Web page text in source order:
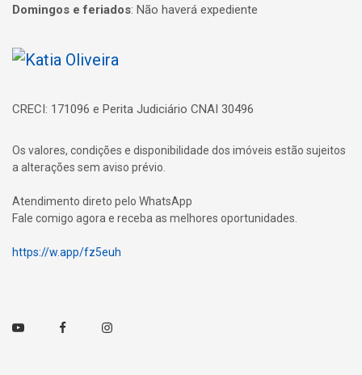
Domingos e feriados: Não haverá expediente
Página inicial
CRECI: 171096 e Perita Judiciário CNAI 30496
Os valores, condições e disponibilidade dos imóveis estão sujeitos
a alterações sem aviso prévio.
Atendimento direto pelo WhatsApp
Fale comigo agora e receba as melhores oportunidades.
https://w.app/fz5euh
Youtube FacebookInstagram